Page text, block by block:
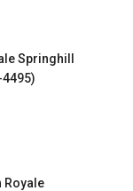
Springhill
4495)
Royale